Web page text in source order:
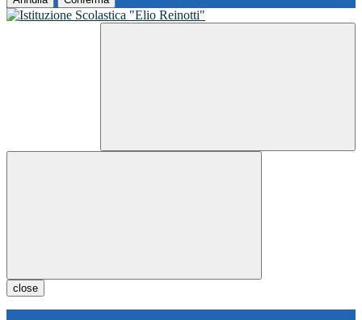
close